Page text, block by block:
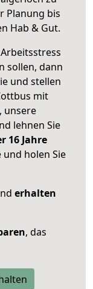
Planung bis
Hab & Gut.
sollen, dann
und stellen
mit
, unsere
lehnen Sie
16 Jahre
holen Sie
erhalten
, das